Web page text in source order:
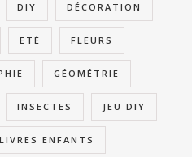
DIY DÉCORATION
ETÉ FLEURS
GÉOMÉTRIE
INSECTES JEU DIY
LIVRES ENFANTS